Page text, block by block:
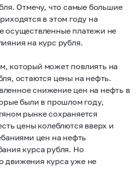
Отмечу, что самые большие
в этом году на
осуществленные платежи не
на курс рубля.
который может повлиять на
остаются цены на нефть.
снижение цен на нефть в
были в прошлом году,
рынке сохраняется
цены колеблются вверх и
цен на нефть
курса рубля. Но
движения курса уже не